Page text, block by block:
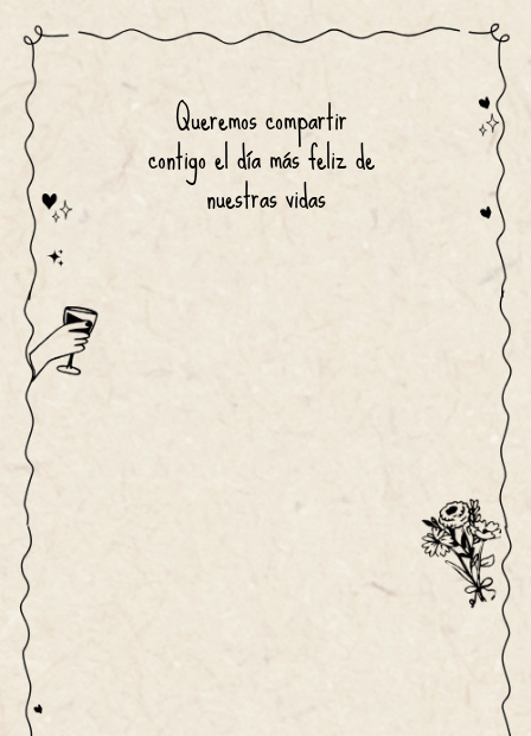
Queremos compartir
contigo el día más feliz de
nuestras vidas